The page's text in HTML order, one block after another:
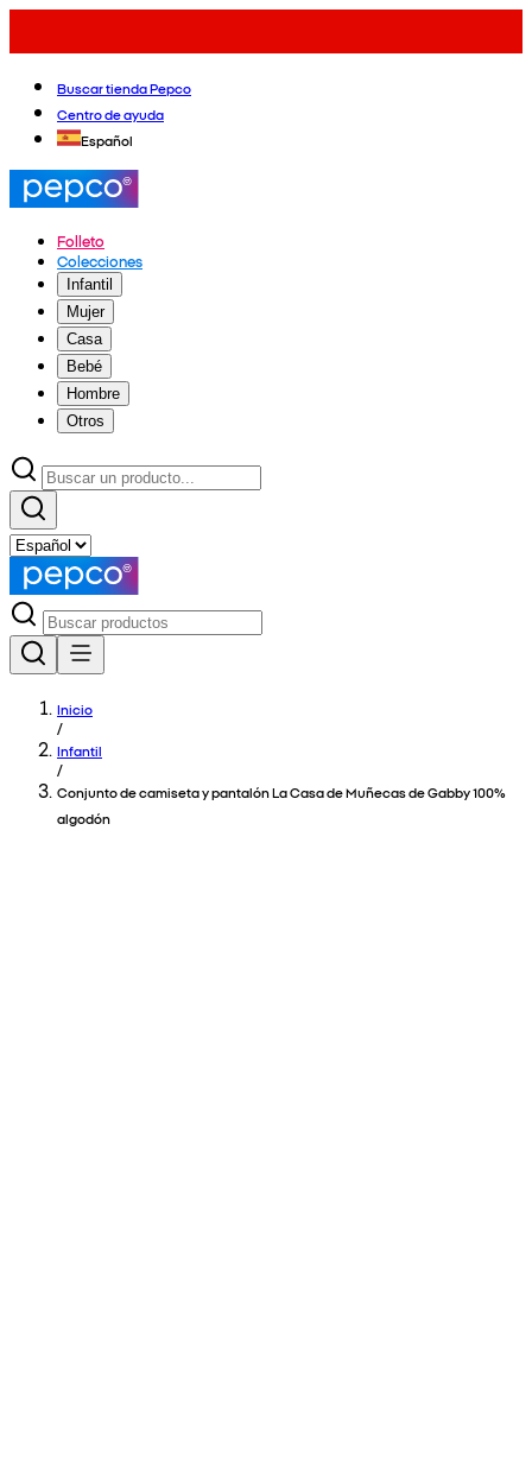
Buscar tienda Pepco
Centro de ayuda
Español
Folleto
Colecciones
Infantil
Mujer
Casa
Bebé
Hombre
Otros
Inicio
/
Infantil
/
Conjunto de camiseta y pantalón La Casa de Muñecas de Gabby 100%
algodón